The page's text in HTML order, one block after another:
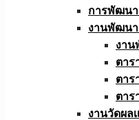
การพัฒนา
งานพัฒน
งาน
ตาร
ตาร
ตาร
งานวัดผล